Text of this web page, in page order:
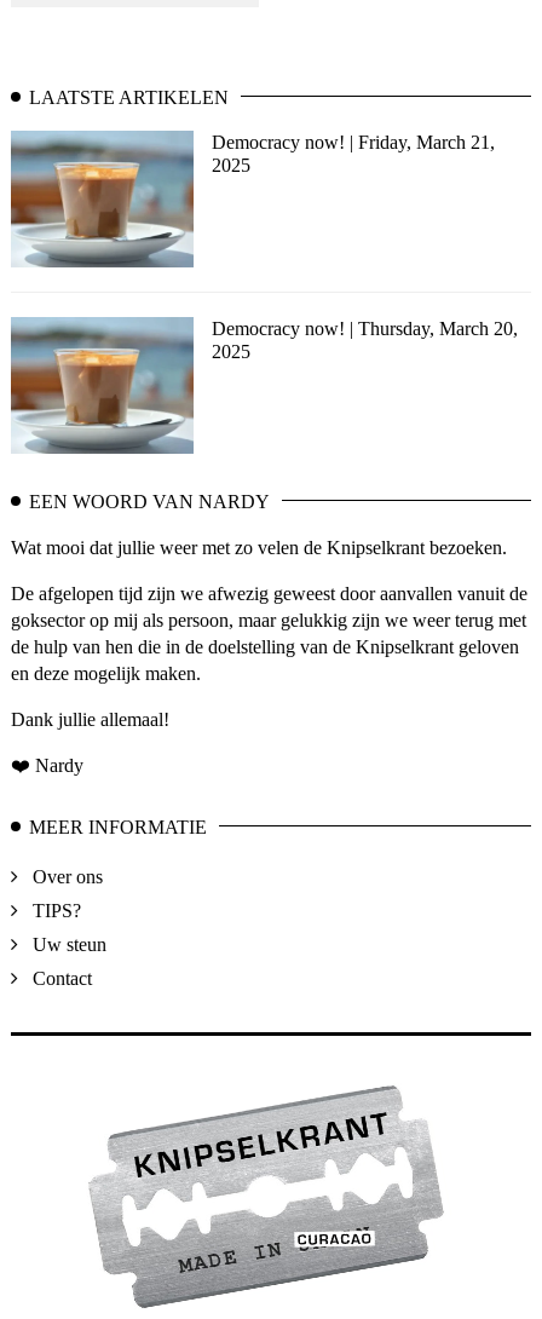
LAATSTE ARTIKELEN
Democracy now! | Friday, March 21,
2025
Democracy now! | Thursday, March 20,
2025
EEN WOORD VAN NARDY
Wat mooi dat jullie weer met zo velen de Knipselkrant bezoeken.
De afgelopen tijd zijn we afwezig geweest door aanvallen vanuit de
goksector op mij als persoon, maar gelukkig zijn we weer terug met
de hulp van hen die in de doelstelling van de Knipselkrant geloven
en deze mogelijk maken.
Dank jullie allemaal!
❤️ Nardy
MEER INFORMATIE
Over ons
TIPS?
Uw steun
Contact